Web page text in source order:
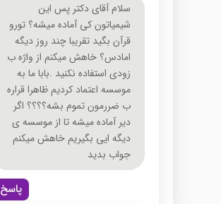
سلام آقای دکتر پس این
شیمیاتون کی آماده میشه؟ تورو
قرآن بگید تقریبا چند روز دیگه
امادس؟ خاهش میکنم از واژه ب
زودی استفاده نکنید .بابا ما به
موسسه اعتماد کردیم ظاهرا قراره
ب ضررمون تموم بشه؟؟؟؟ اگر
دیر آماده میشه تا از موسسه ی
دیگه ایی بگیریم خاهش میکنم
جواب بدید
پاسخ